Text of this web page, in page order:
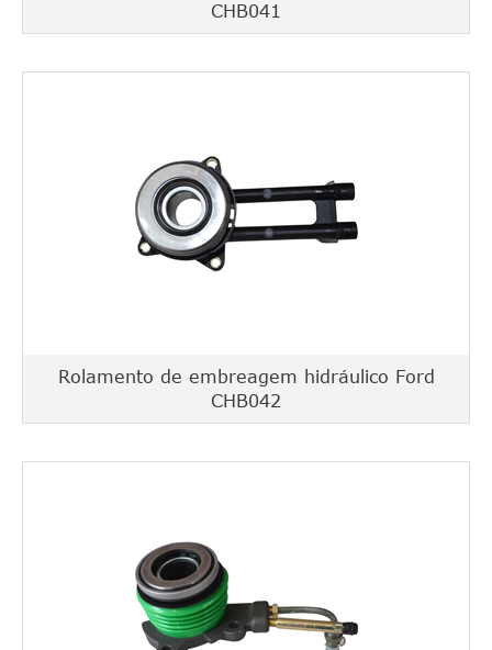
CHB041
Rolamento de embreagem hidráulico Ford
CHB042